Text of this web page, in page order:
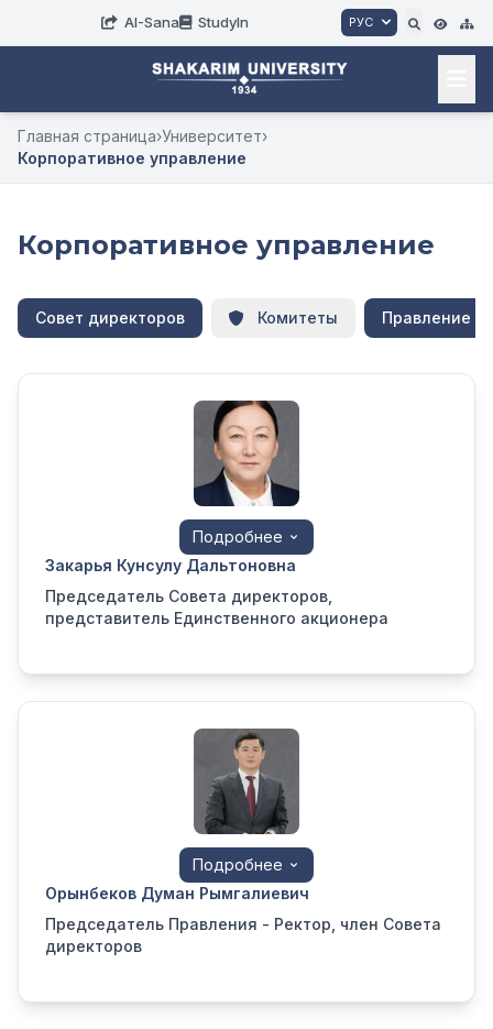
AI-Sana StudyIn РУС
Главная страница›Университет›
Корпоративное управление
Корпоративное управление
Совет директоров Комитеты Правление
Подробнее
Закарья Кунсулу Дальтоновна
Председатель Совета директоров,
представитель Единственного акционера
Подробнее
Орынбеков Думан Рымгалиевич
Председатель Правления - Ректор, член Совета
директоров